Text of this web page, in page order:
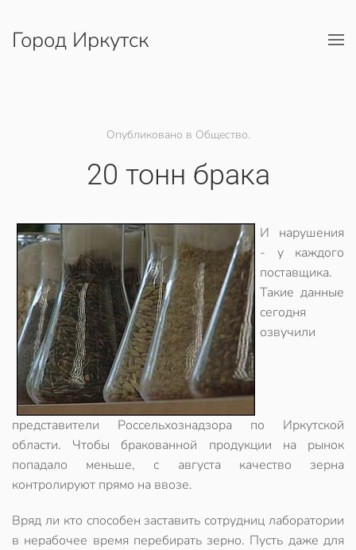
Перейти к содержимому
Город Иркутск
Опубликовано в Общество.
20 тонн брака
И нарушения
- у каждого
поставщика.
Такие данные
сегодня
озвучили
представители Россельхознадзора по Иркутской
области. Чтобы бракованной продукции на рынок
попадало меньше, с августа качество зерна
контролируют прямо на ввозе.
Вряд ли кто способен заставить сотрудниц лаборатории
в нерабочее время перебирать зерно. Пусть даже для